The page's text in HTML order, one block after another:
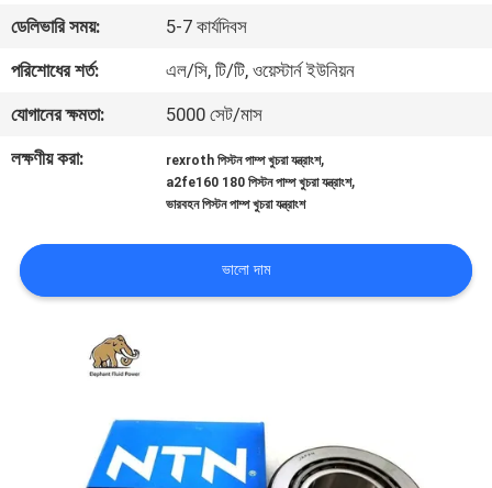
যোগাযোগ
করুন
খবর
কেস
PRIVACY
POLICY
ডেলিভারি সময়:
5-7 কার্যদিবস
পরিশোধের শর্ত:
এল/সি, টি/টি, ওয়েস্টার্ন ইউনিয়ন
যোগানের ক্ষমতা:
5000 সেট/মাস
লক্ষণীয় করা:
rexroth পিস্টন পাম্প খুচরা যন্ত্রাংশ,
a2fe160 180 পিস্টন পাম্প খুচরা যন্ত্রাংশ,
ভারবহন পিস্টন পাম্প খুচরা যন্ত্রাংশ
ভালো দাম